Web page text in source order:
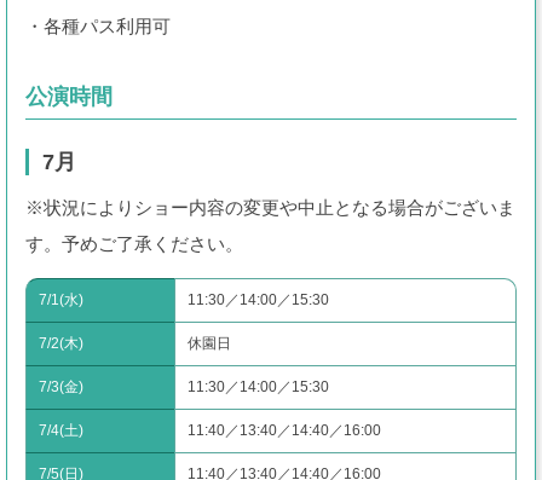
チケット購入
お得な会員特典!
よみランCLUBとは？
・各種パス利用可
公演時間
7月
※状況によりショー内容の変更や中止となる場合がございま
す。予めご了承ください。
7/1(水) 11:30／14:00／15:30
7/2(木) 休園日
7/3(金) 11:30／14:00／15:30
7/4(土) 11:40／13:40／14:40／16:00
7/5(日) 11:40／13:40／14:40／16:00